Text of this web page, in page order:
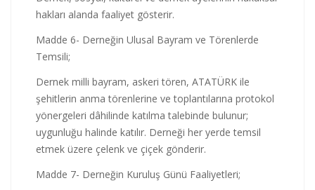
hakları alanda faaliyet gösterir.
Madde 6- Derneğin Ulusal Bayram ve Törenlerde
Temsili;
Dernek milli bayram, askeri tören, ATATÜRK ile
şehitlerin anma törenlerine ve toplantılarına protokol
yönergeleri dâhilinde katılma talebinde bulunur;
uygunluğu halinde katılır. Derneği her yerde temsil
etmek üzere çelenk ve çiçek gönderir.
Madde 7- Derneğin Kuruluş Günü Faaliyetleri;